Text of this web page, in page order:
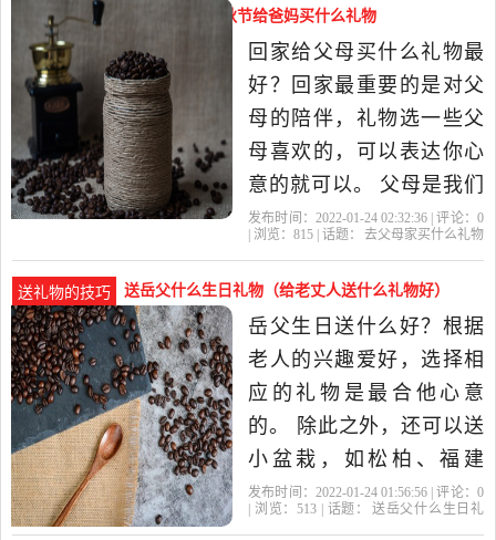
在颜色方面，尽量送喜
气、热闹的颜色花卉，不
要送全白或太过素雅的花
朵。推荐...给未来岳
去父母家买什么礼物实用（中秋节给爸妈买什么礼物
好）
回家给父母买什么礼物最
好？回家最重要的是对父
母的陪伴，礼物选一些父
母喜欢的，可以表达你心
意的就可以。 父母是我们
存身的地，父母是我们头
我们就没有了根基；没有
了这方天，我们就陷入了
黑暗。父母是我们旅途的
驿站，父母是我们避风的
港湾。我们...
发布时间：2022-01-24 02:32:36 | 评论： 0
| 浏览： 815 | 话题：
去父母家买什么礼物
送礼物的技巧 送岳父什么生日礼物（给老丈人送什么礼物好）
岳父生日送什么好？根据
老人的兴趣爱好，选择相
应的礼物是最合他心意
的。 除此之外，还可以送
小盆栽，如松柏、福建
茶；或者送一些长寿耐开
发布时间：2022-01-24 01:56:56 | 评论： 0
| 浏览： 513 | 话题：
送岳父什么生日礼